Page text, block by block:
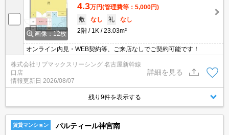
画像：12枚
4.3万円(管理費等：5,000円)
敷
なし 礼
なし
2階
1K 23.03m²
オンライン内見・WEB契約等、ご来店なしでご契約可能です！
株式会社リブマックスリーシング 名古屋新幹線
口店
情報更新日 2026/08/07
詳細を見る
残り9件を表示する
賃貸マンション パルティール神宮南